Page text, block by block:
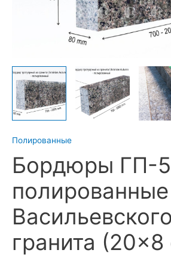
Полированные
Бордюры ГП-5
Васильевского
гранита (20×8